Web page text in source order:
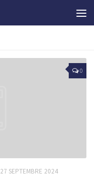
0
27 SEPTEMBRE 2024